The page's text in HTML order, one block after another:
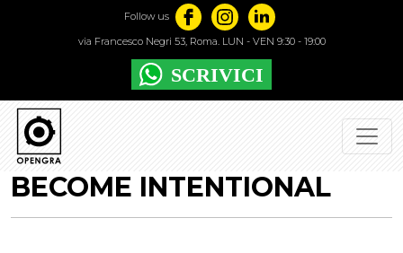
Follow us
via Francesco Negri 53, Roma. LUN - VEN 9:30 - 19:00
BECOME INTENTIONAL